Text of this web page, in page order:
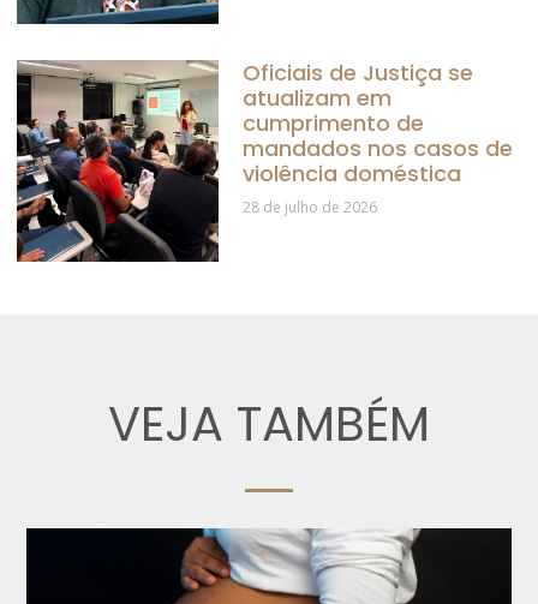
Oficiais de Justiça se
atualizam em
cumprimento de
mandados nos casos de
violência doméstica
28 de julho de 2026
VEJA TAMBÉM